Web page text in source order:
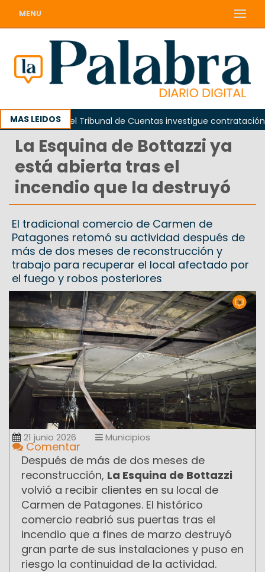
MENU
MAS LEIDOS
Piden que el Tribunal de Cuentas investigue contratación de
La Esquina de Bottazzi ya
está abierta tras el
incendio que la destruyó
El tradicional comercio de Carmen de
Patagones retomó su actividad después de
más de dos meses de reconstrucción y
trabajo para recuperar el local afectado por
el fuego y robos posteriores
21 junio 2026 Municipios
Comentar
Después de más de dos meses de
reconstrucción, La Esquina de Bottazzi
volvió a recibir clientes en su local de
Carmen de Patagones. El histórico
comercio reabrió sus puertas tras el
incendio que a fines de marzo destruyó
gran parte de sus instalaciones y puso en
riesgo la continuidad de la actividad.